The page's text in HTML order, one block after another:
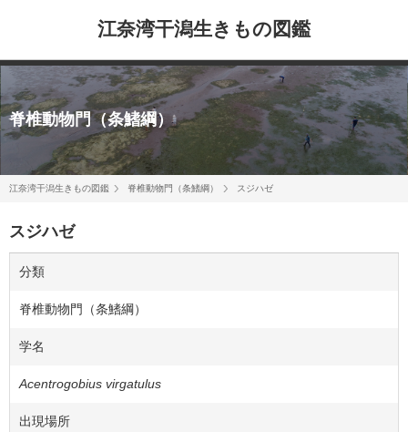
江奈湾干潟生きもの図鑑
脊椎動物門（条鰭綱）
江奈湾干潟生きもの図鑑 脊椎動物門（条鰭綱） スジハゼ
スジハゼ
分類
脊椎動物門（条鰭綱）
学名
Acentrogobius virgatulus
出現場所